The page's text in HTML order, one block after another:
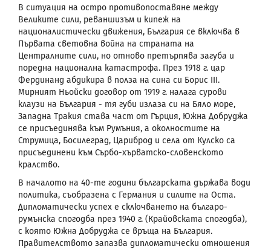
В ситуация на остро противопоставяне между
Великите сили, реваншизъм и кипеж на
националистически движения, България се включва в
Първата световна война на страната на
Централните сили, но отново претърпява загуба и
поредна национална катастрофа. През 1918 г. цар
Фердинанд абдикира в полза на сина си Борис III.
Мирният Ньойски договор от 1919 г. налага сурови
клаузи на България - тя губи излаза си на Бяло море,
Западна Тракия става част от Гърция, Южна Добруджа
се присъединява към Румъния, а околностите на
Струмица, Босилеград, Цариброд и села от Кулско са
присъединени към Сърбо-хърватско-словенското
кралство.
В началото на 40-те години българската държава води
политика, съобразена с Германия и силите на Оста.
Дипломатически успех е сключването на българо-
румънска спогодба през 1940 г. (Крайовската спогодба),
с която Южна Добруджа се връща на България.
Правителството запазва дипломатически отношения